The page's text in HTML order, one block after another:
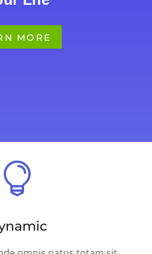
MORE
